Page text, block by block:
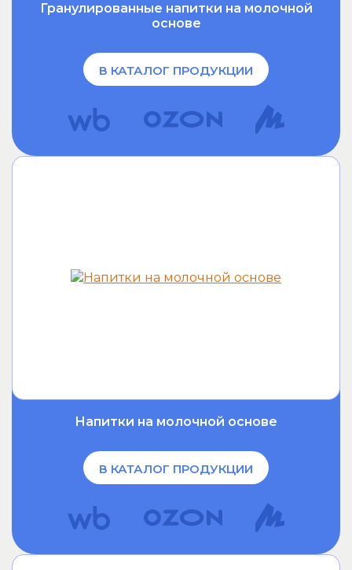
Гранулированные напитки на молочной
основе
В КАТАЛОГ ПРОДУКЦИИ
Напитки на молочной основе
В КАТАЛОГ ПРОДУКЦИИ